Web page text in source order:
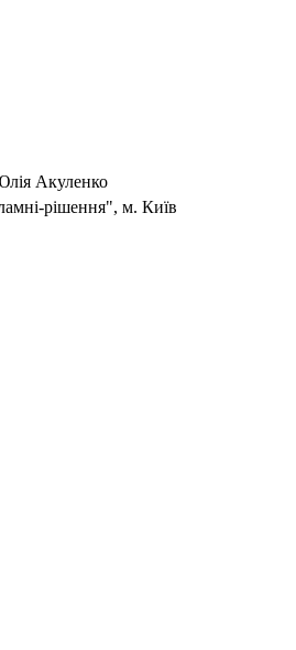
Акуленко
рішення", м. Київ